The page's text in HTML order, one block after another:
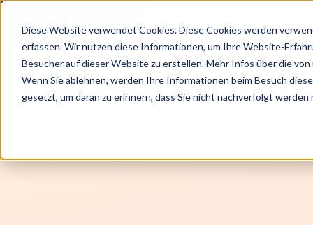
Diese Website verwendet Cookies. Diese Cookies werden
erfassen. Wir nutzen diese Informationen, um Ihre Website-
Besucher auf dieser Website zu erstellen. Mehr Infos über die
Wenn Sie ablehnen, werden Ihre Informationen beim Besuch
gesetzt, um daran zu erinnern, dass Sie nicht nachverfolgt werden